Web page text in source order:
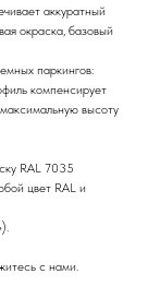
аккуратный
окраска, базовый
паркингов:
компенсирует
высоту
RAL 7035
цвет RAL и
с нами.